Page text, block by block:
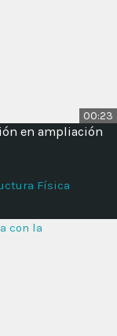
00:23
en ampliación
Física